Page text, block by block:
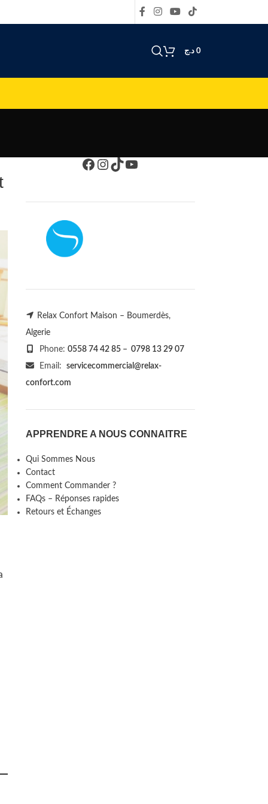
0 د.ج
Relax Confort Maison – Boumerdès,
Algerie
Phone: 0558 74 42 85– 0798 13 29 07
Email: servicecommercial@relax-
confort.com
APPRENDRE A NOUS CONNAITRE
Qui Sommes Nous
Contact
Comment Commander ?
FAQs – Réponses rapides
Retours et Échanges